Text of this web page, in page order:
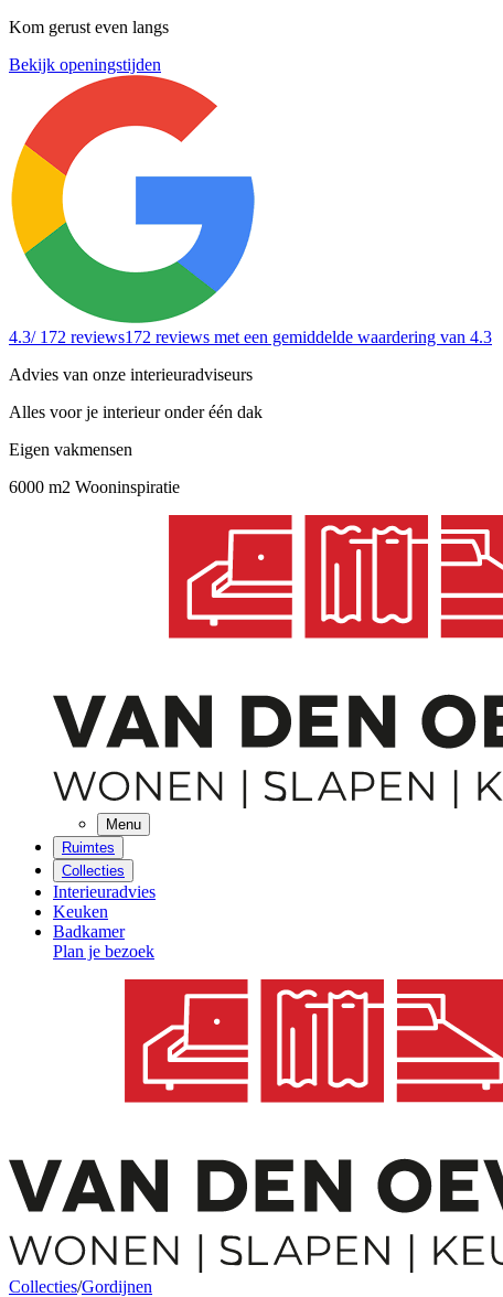
Kom gerust even langs
Bekijk openingstijden
4.3/ 172 reviews172 reviews met een gemiddelde waardering van 4.3
Advies van onze interieuradviseurs
Alles voor je interieur onder één dak
Eigen vakmensen
6000 m2 Wooninspiratie
Menu
Ruimtes
Collecties
Interieuradvies
Keuken
Badkamer
Plan je bezoek
Collecties/Gordijnen